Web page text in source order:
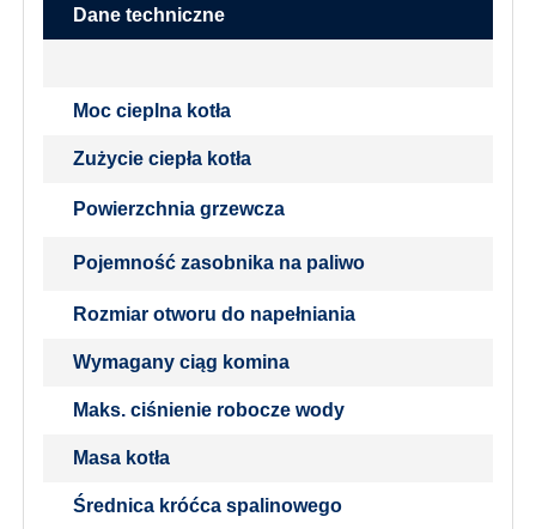
Dane techniczne
Moc cieplna kotła
Zużycie ciepła kotła
Powierzchnia grzewcza
Pojemność zasobnika na paliwo
Rozmiar otworu do napełniania
Wymagany ciąg komina
Maks. ciśnienie robocze wody
Masa kotła
Średnica króćca spalinowego